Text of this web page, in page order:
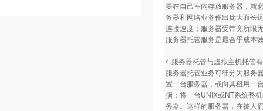
要在自己室内存放服务器，就
务器和网络业务作出庞大而长
连接速度；服务器受带宽所限
服务器托管服务是最合乎成本
4.服务器托管与虚拟主机托管
服务器托管业务可细分为服务
置一台服务器，或向其租用一
指：将一台UNIX或NT系统整
务器。这样的服务器，在被人